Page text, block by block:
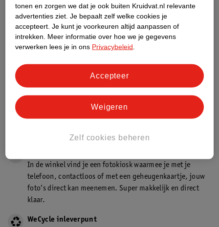
Ook in deze winkel
Kruidvat.nl ophaalpunt
winkel. Zo hoef je niet thuis te blijven voor de Kruidvat
Kruidvat is een gecertificeerd drogist. Dit betekent dat je
winkel én online!
In de winkel vind je een fotokiosk waarmee je met je
telefoon, contactloos of met een geheugenkaartje, jouw
foto’s direct kan meenemen. Super makkelijk en direct
klaar.
WeCycle inleverpunt
tonen en zorgen we dat je ook buiten Kruidvat.nl relevante
advertenties ziet. Je bepaalt zelf welke cookies je
accepteert. Je kunt je voorkeuren altijd aanpassen of
intrekken.
Meer informatie over hoe we je gegevens
verwerken lees je in ons Privacybeleid
Zelf cookies beheren
Weigeren
Accepteer